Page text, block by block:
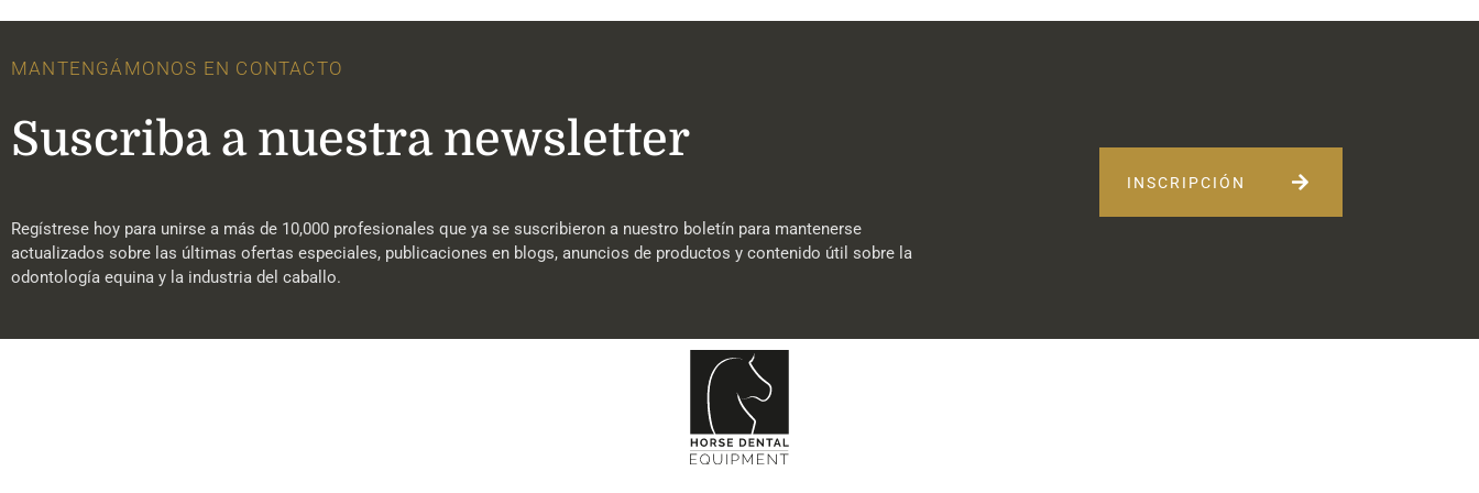
MANTENGÁMONOS EN CONTACTO
Suscriba a nuestra newsletter
Regístrese hoy para unirse a más de 10,000 profesionales que ya se suscribieron a nuestro boletín para mantenerse
actualizados sobre las últimas ofertas especiales, publicaciones en blogs, anuncios de productos y contenido útil sobre la
odontología equina y la industria del caballo.
INSCRIPCIÓN